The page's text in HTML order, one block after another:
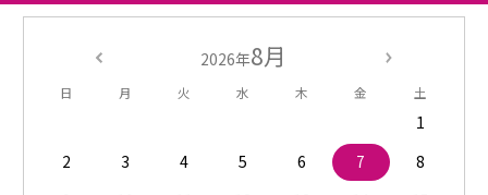
2026年8月
日 月 火 水 木 金 土
1
2
3 4 5 6 7
8